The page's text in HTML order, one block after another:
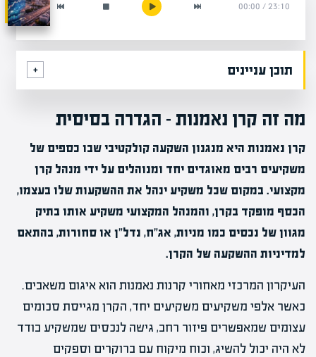
23:10
/
00:00
תוכן עניינים
מה זה קרן נאמנות – הגדרה בסיסית
קרן נאמנות היא מנגנון השקעה קולקטיבי שבו כספים של
משקיעים רבים מאוגדים יחד ומנוהלים על ידי מנהל קרן
מקצועי. במקום שכל משקיע ינהל את ההשקעות שלו בעצמו,
הכסף מופקד בקרן, והמנהל המקצועי משקיע אותו בתיק
מגוון של נכסים כמו מניות, אג"ח, נדל"ן או סחורות, בהתאם
למדיניות ההשקעה של הקרן.
העיקרון המרכזי מאחורי קרנות נאמנות הוא איגום משאבים.
כאשר אלפי משקיעים משקיעים יחד, הקרן מגייסת סכומים
עצומים שמאפשרים פיזור רחב, גישה לנכסים שמשקיע בודד
לא היה יכול להשיג, וכוח מיקוח עם ברוקרים וספקים